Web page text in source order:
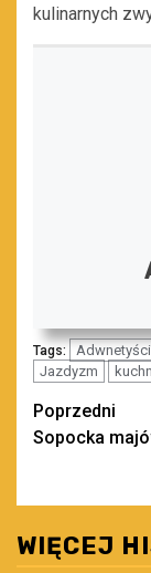
kulinarnych
Tags:
Jazdyzm
Zobacz
wpisy
Poprzedni
Sopocka
WIĘCEJ